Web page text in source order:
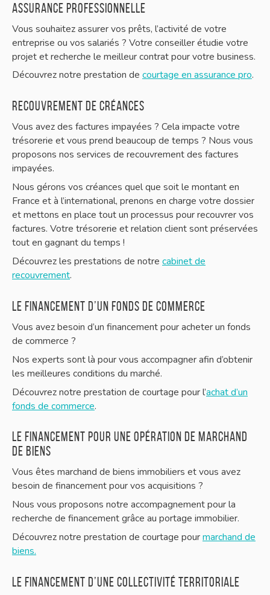
Assurance professionnelle
Vous souhaitez assurer vos prêts, l’activité de votre
entreprise ou vos salariés ? Votre conseiller étudie votre
projet et recherche le meilleur contrat pour votre business.
Découvrez notre prestation de courtage en assurance pro.
Recouvrement de créances
Vous avez des factures impayées ? Cela impacte votre
trésorerie et vous prend beaucoup de temps ? Nous vous
proposons nos services de recouvrement des factures
impayées.
Nous gérons vos créances quel que soit le montant en
France et à l’international, prenons en charge votre dossier
et mettons en place tout un processus pour recouvrer vos
factures. Votre trésorerie et relation client sont préservées
tout en gagnant du temps !
Découvrez les prestations de notre cabinet de
recouvrement.
Le financement d’un fonds de commerce
Vous avez besoin d’un financement pour acheter un fonds
de commerce ?
Nos experts sont là pour vous accompagner afin d’obtenir
les meilleures conditions du marché.
Découvrez notre prestation de courtage pour l’achat d’un
fonds de commerce.
Le financement pour une opération de marchand
de biens
Vous êtes marchand de biens immobiliers et vous avez
besoin de financement pour vos acquisitions ?
Nous vous proposons notre accompagnement pour la
recherche de financement grâce au portage immobilier.
Découvrez notre prestation de courtage pourmarchand de
biens.
Le financement d’une collectivité territoriale